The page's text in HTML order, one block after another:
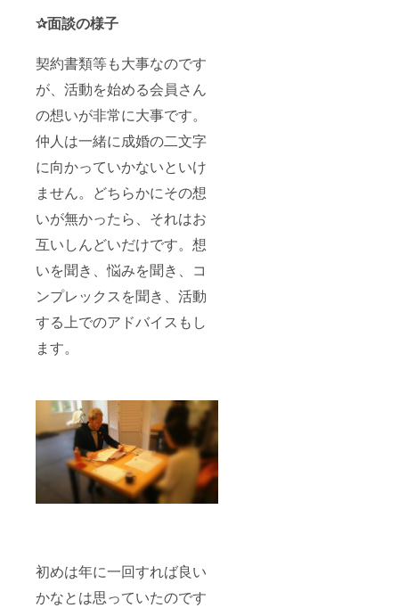
✰面談の様子
契約書類等も大事なのです
が、活動を始める会員さん
の想いが非常に大事です。
仲人は一緒に成婚の二文字
に向かっていかないといけ
ません。どちらかにその想
いが無かったら、それはお
互いしんどいだけです。想
いを聞き、悩みを聞き、コ
ンプレックスを聞き、活動
する上でのアドバイスもし
ます。
初めは年に一回すれば良い
かなとは思っていたのです